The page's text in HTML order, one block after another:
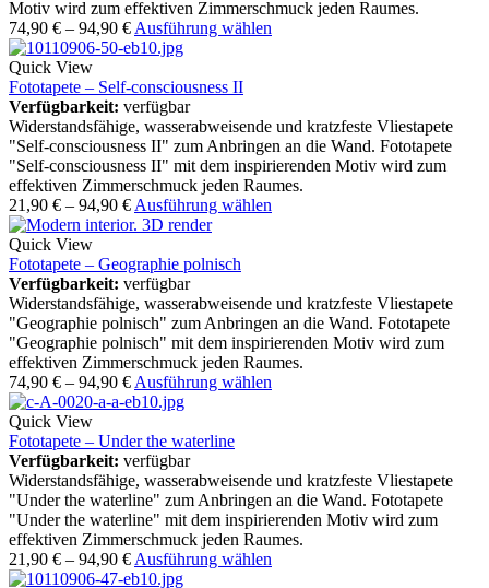
Motiv wird zum effektiven Zimmerschmuck jeden Raumes.
74,90 € – 94,90 € Ausführung wählen
Quick View
Fototapete – Self-consciousness II
Verfügbarkeit: verfügbar
Widerstandsfähige, wasserabweisende und kratzfeste Vliestapete
"Self-consciousness II" zum Anbringen an die Wand. Fototapete
"Self-consciousness II" mit dem inspirierenden Motiv wird zum
effektiven Zimmerschmuck jeden Raumes.
21,90 € – 94,90 € Ausführung wählen
Quick View
Fototapete – Geographie polnisch
Verfügbarkeit: verfügbar
Widerstandsfähige, wasserabweisende und kratzfeste Vliestapete
"Geographie polnisch" zum Anbringen an die Wand. Fototapete
"Geographie polnisch" mit dem inspirierenden Motiv wird zum
effektiven Zimmerschmuck jeden Raumes.
74,90 € – 94,90 € Ausführung wählen
Quick View
Fototapete – Under the waterline
Verfügbarkeit: verfügbar
Widerstandsfähige, wasserabweisende und kratzfeste Vliestapete
"Under the waterline" zum Anbringen an die Wand. Fototapete
"Under the waterline" mit dem inspirierenden Motiv wird zum
effektiven Zimmerschmuck jeden Raumes.
21,90 € – 94,90 € Ausführung wählen